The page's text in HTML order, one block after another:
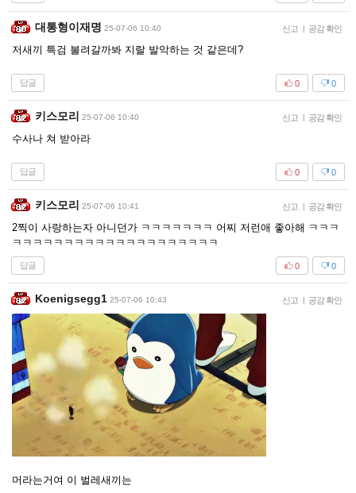
대통형이재명 25-07-06 10:40 신고 | 공감 확인
저새끼 특검 불려갈까봐 지랄 발악하는 것 같은데?
답글 0
0
키스모리 25-07-06 10:40 신고 | 공감 확인
수사나 쳐 받아라
답글 0
0
키스모리 25-07-06 10:41 신고 | 공감 확인
2찍이 사랑하는자 아니던가 ㅋㅋㅋㅋㅋㅋㅋ 어찌 저런애 좋아해 ㅋㅋㅋ
ㅋㅋㅋㅋㅋㅋㅋㅋㅋㅋㅋㅋㅋㅋㅋㅋㅋㅋㅋㅋ
답글 0
0
Koenigsegg1 25-07-06 10:43 신고 | 공감 확인
머라는거여 이 벌레새끼는